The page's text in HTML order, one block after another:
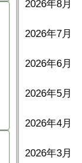
2026年8月
2026年7月
2026年6月
2026年5月
2026年4月
2026年3月